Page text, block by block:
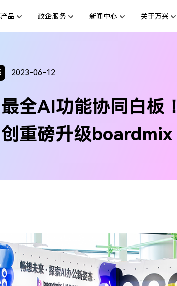
品
影视内容创作平台
师
一站式办公绘图利器
基于云的跨端思维导图软件
秒
一
政企服务
企业用户
客户案例 视频创意
新闻中心 关于万兴
2023-06-12
全AI功能协同白板
重磅升级boardmix